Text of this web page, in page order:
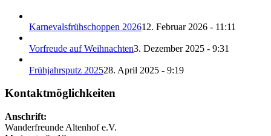
Karnevalsfrühschoppen 202612. Februar 2026 - 11:11
Vorfreude auf Weihnachten3. Dezember 2025 - 9:31
Frühjahrsputz 202528. April 2025 - 9:19
Kontaktmöglichkeiten
Anschrift:
Wanderfreunde Altenhof e.V.